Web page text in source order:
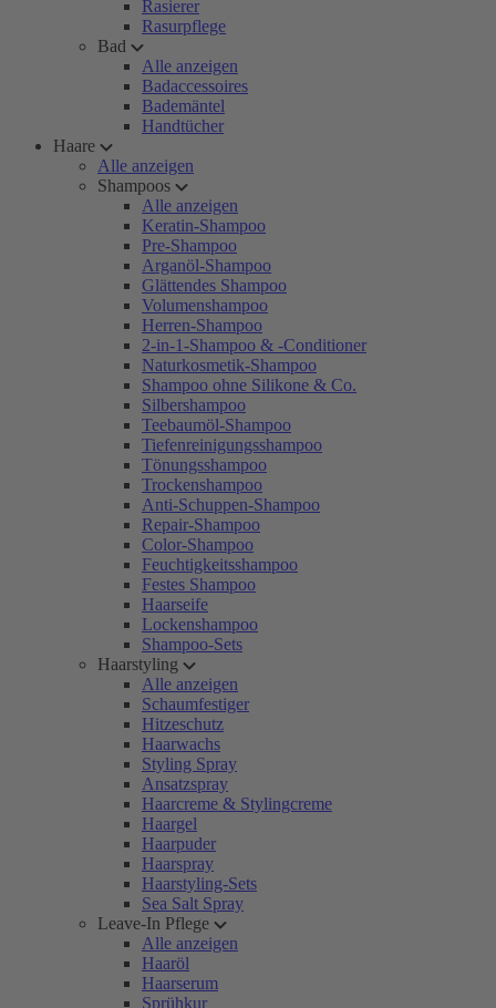
Rasierer
Rasurpflege
Bad
Alle anzeigen
Badaccessoires
Bademäntel
Handtücher
Haare
Alle anzeigen
Shampoos
Alle anzeigen
Keratin-Shampoo
Pre-Shampoo
Arganöl-Shampoo
Glättendes Shampoo
Volumenshampoo
Herren-Shampoo
2-in-1-Shampoo & -Conditioner
Naturkosmetik-Shampoo
Shampoo ohne Silikone & Co.
Silbershampoo
Teebaumöl-Shampoo
Tiefenreinigungsshampoo
Tönungsshampoo
Trockenshampoo
Anti-Schuppen-Shampoo
Repair-Shampoo
Color-Shampoo
Feuchtigkeitsshampoo
Festes Shampoo
Haarseife
Lockenshampoo
Shampoo-Sets
Haarstyling
Alle anzeigen
Schaumfestiger
Hitzeschutz
Haarwachs
Styling Spray
Ansatzspray
Haarcreme & Stylingcreme
Haargel
Haarpuder
Haarspray
Haarstyling-Sets
Sea Salt Spray
Leave-In Pflege
Alle anzeigen
Haaröl
Haarserum
Sprühkur